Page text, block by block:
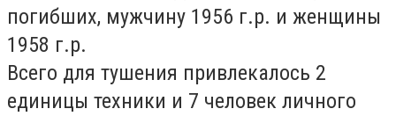
погибших, мужчину 1956 г.р. и женщины
1958 г.р.
Всего для тушения привлекалось 2
единицы техники и 7 человек личного